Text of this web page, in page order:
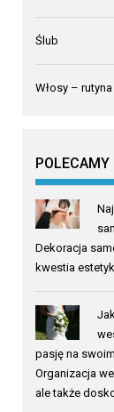
Ślub
Włosy –
POLECAMY
Dekoracja
kwestia
pasję na
Organizacja
ale także